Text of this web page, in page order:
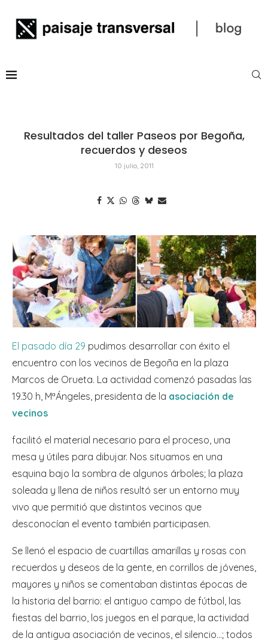
Resultados del taller Paseos por Begoña,
recuerdos y deseos
10 julio, 2011
El pasado día 29 pudimos desarrollar con éxito el
encuentro con los vecinos de Begoña en la plaza
Marcos de Orueta. La actividad comenzó pasadas las
19.30 h, MªÁngeles, presidenta de la asociación de
vecinos
facilitó el material necesario para el proceso, una
mesa y útiles para dibujar. Nos situamos en una
esquina bajo la sombra de algunos árboles; la plaza
soleada y llena de niños resultó ser un entorno muy
vivo que permitió que distintos vecinos que
desconocían el evento también participasen.
Se llenó el espacio de cuartillas amarillas y rosas con
recuerdos y deseos de la gente, en corrillos de jóvenes,
mayores y niños se comentaban distintas épocas de
la historia del barrio: el antiguo campo de fútbol, las
fiestas del barrio, los juegos en el parque, la actividad
de la antigua asociación de vecinos, el silencio…; todos